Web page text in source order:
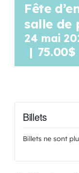
Fête
salle de
24 mai
| 75.00$
Billets
Billets ne sont